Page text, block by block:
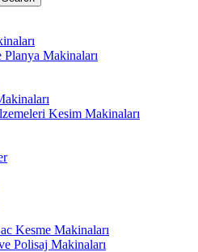
Planya Makinaları
Kesim Makinaları
Kesme Makinaları
Polisaj Makinaları